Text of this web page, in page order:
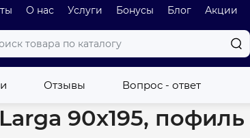
О нас Услуги Бонусы Блог Акции
Отзывы Вопрос - ответ
Боковая стенка Cersanit Larga 90х195,
90х195, пофиль